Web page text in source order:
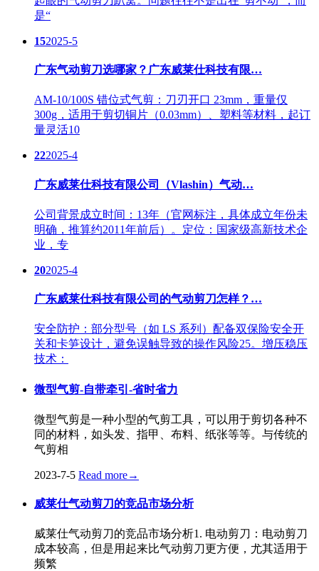
是“
152025-5
广东气动剪刀选哪家？广东威莱仕科技有限…
AM-10/100S 错位式气剪：刀刃开口 23mm，重量仅
300g，适用于剪切铜片（0.03mm）、塑料等材料，起订
量灵活10
222025-4
广东威莱仕科技有限公司（Vlashin）气动…
公司背景成立时间：13年（官网标注，具体成立年份未
明确，推算约2011年前后）。定位：国家级高新技术企
业，专
202025-4
广东威莱仕科技有限公司的气动剪刀怎样？…
安全防护：部分型号（如 LS 系列）配备双保险安全开
关和卡笋设计，避免误触导致的操作风险25。增压稳压
技术：
微型气剪-自带牵引-省时省力
微型气剪是一种小型的气剪工具，可以用于剪切各种不
同的材料，如头发、指甲、布料、纸张等等。与传统的
气剪相
2023-7-5 Read more→
威莱仕气动剪刀的竞品市场分析
威莱仕气动剪刀的竞品市场分析1. 电动剪刀：电动剪刀
成本较高，但是用起来比气动剪刀更方便，尤其适用于
频繁